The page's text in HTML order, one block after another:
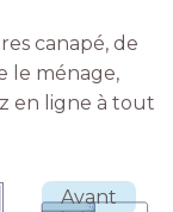
canapé, de
le ménage,
en ligne à tout